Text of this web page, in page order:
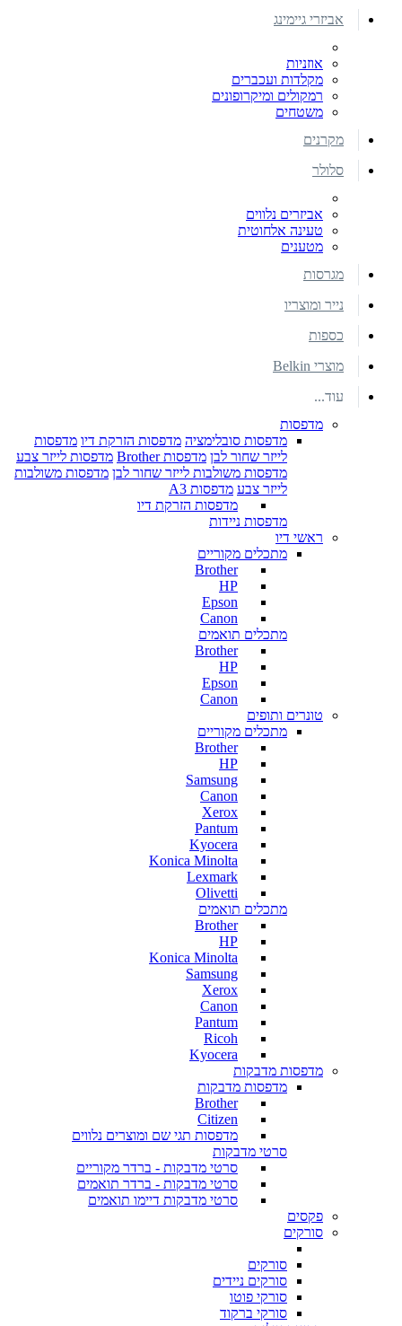
אביזרי גיימינג
אוזניות
מקלדות ועכברים
רמקולים ומיקרופונים
משטחים
מקרנים
סלולר
אביזרים נלווים
טעינה אלחוטית
מטענים
מגרסות
נייר ומוצריו
כספות
מוצרי Belkin
עוד...
מדפסות
מדפסות סובלימציה מדפסות הזרקת דיו מדפסות
לייזר שחור לבן מדפסות Brother
מדפסות לייזר צבע
מדפסות משולבות לייזר שחור לבן מדפסות משולבות
לייזר צבע מדפסות A3
מדפסות הזרקת דיו
מדפסות ניידות
ראשי דיו
מתכלים מקוריים
Brother
HP
Epson
Canon
מתכלים תואמים
Brother
HP
Epson
Canon
טונרים ותופים
מתכלים מקוריים
Brother
HP
Samsung
Canon
Xerox
Pantum
Kyocera
Konica Minolta
Lexmark
Olivetti
מתכלים תואמים
Brother
HP
Konica Minolta
Samsung
Xerox
Canon
Pantum
Ricoh
Kyocera
מדפסות מדבקות
מדפסות מדבקות
Brother
Citizen
מדפסות תגי שם ומוצרים נלווים
סרטי מדבקות
סרטי מדבקות - ברדר מקוריים
סרטי מדבקות - ברדר תואמים
סרטי מדבקות דיימו תואמים
פקסים
סורקים
סורקים
סורקים ניידים
סורקי פוטו
סורקי ברקוד